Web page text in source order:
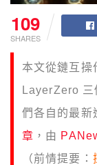
109
SHARES
本文從鏈互操
LayerZero 三
們各自的最新
章 ，由
（前情提要：